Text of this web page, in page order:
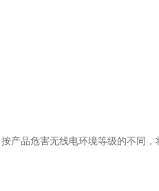
产品危害无线电环境等级的不同